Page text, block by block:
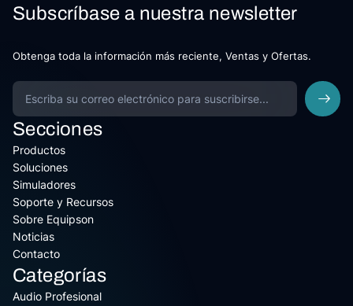
Subscríbase a nuestra newsletter
Obtenga toda la información más reciente, Ventas y Ofertas.
Secciones
Productos
Soluciones
Simuladores
Soporte y Recursos
Sobre Equipson
Noticias
Contacto
Categorías
Audio Profesional